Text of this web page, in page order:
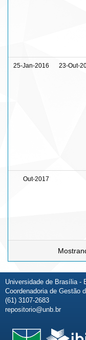
25-Jan-2016 23-Out-
Out-2017
Universidade de Brasília -
Coordenadoria de Gestão
(61) 3107-2683
repositorio@unb.br